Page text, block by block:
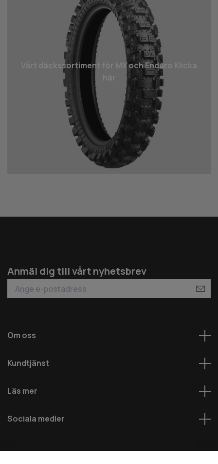
Vårt däcks­sortiment för MX och Enduro Klicka
Anmäl dig till vårt nyhetsbrev
Om oss
Kundtjänst
Läs mer
Sociala medier